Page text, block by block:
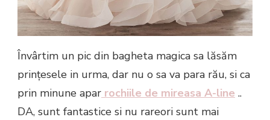
Învârtim un pic din bagheta magica sa lăsăm
prințesele in urma, dar nu o sa va para rău, si ca
prin minune apar rochiile de mireasa A-line ..
DA, sunt fantastice si nu rareori sunt mai